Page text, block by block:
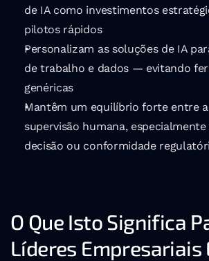
de IA como investimentos
pilotos rápidos
Personalizam as soluções de IA
de trabalho e dados — evitando
genéricas
Mantêm um equilíbrio forte entre
supervisão humana,
decisão ou conformidade
O Que Isto Significa
Líderes Empresariais